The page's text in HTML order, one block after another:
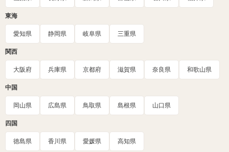
東海
愛知県 静岡県 岐阜県 三重県
関西
大阪府 兵庫県 京都府 滋賀県 奈良県 和歌山県
中国
岡山県 広島県 鳥取県 島根県 山口県
四国
徳島県 香川県 愛媛県 高知県